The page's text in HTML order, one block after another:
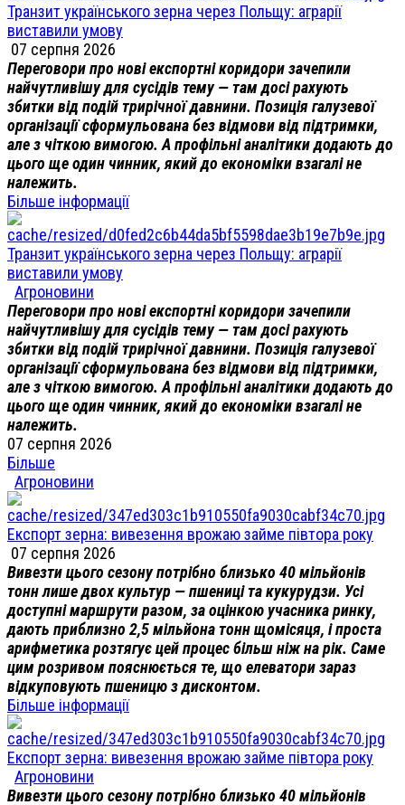
Транзит українського зерна через Польщу: аграрії
виставили умову
07 серпня 2026
Переговори про нові експортні коридори зачепили
найчутливішу для сусідів тему — там досі рахують
збитки від подій трирічної давнини. Позиція галузевої
організації сформульована без відмови від підтримки,
але з чіткою вимогою. А профільні аналітики додають до
цього ще один чинник, який до економіки взагалі не
належить.
Більше інформації
Транзит українського зерна через Польщу: аграрії
виставили умову
Агроновини
Переговори про нові експортні коридори зачепили
найчутливішу для сусідів тему — там досі рахують
збитки від подій трирічної давнини. Позиція галузевої
організації сформульована без відмови від підтримки,
але з чіткою вимогою. А профільні аналітики додають до
цього ще один чинник, який до економіки взагалі не
належить.
07 серпня 2026
Більше
Агроновини
Експорт зерна: вивезення врожаю займе півтора року
07 серпня 2026
Вивезти цього сезону потрібно близько 40 мільйонів
тонн лише двох культур — пшениці та кукурудзи. Усі
доступні маршрути разом, за оцінкою учасника ринку,
дають приблизно 2,5 мільйона тонн щомісяця, і проста
арифметика розтягує цей процес більш ніж на рік. Саме
цим розривом пояснюється те, що елеватори зараз
відкуповують пшеницю з дисконтом.
Більше інформації
Експорт зерна: вивезення врожаю займе півтора року
Агроновини
Вивезти цього сезону потрібно близько 40 мільйонів